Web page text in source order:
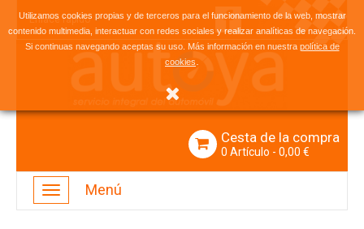
Utilizamos cookies propias y de terceros para el funcionamiento de la web, mostrar
contenido multimedia, interactuar con redes sociales y realizar analíticas de navegación.
Si continuas navegando aceptas su uso. Más información en nuestra política de
cookies.
Enlace rápido
Cesta de la compra
0 Artículo - 0,00 €
Navegación
Toggle
Menú